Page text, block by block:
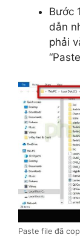
Bước
dẫn
phải
Paste file đã